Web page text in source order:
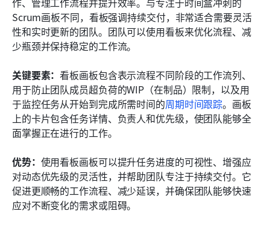
Scrum画板不同，看板强调持续交付，非常适合需要灵活
性和实时更新的团队。团队可以使用看板来优化流程、减
少瓶颈并保持稳定的工作流。
关键要素：看板画板包含表示流程不同阶段的工作流列、
用于防止团队成员超负荷的WIP（在制品）限制，以及用
于监控任务从开始到完成所需时间的周期时间跟踪。画板
上的卡片包含任务详情、负责人和优先级，使团队能够全
面掌握正在进行的工作。
优势： 使用看板画板可以提升任务进度的可视性、增强应
对动态优先级的灵活性，并帮助团队专注于持续交付。它
促进更顺畅的工作流程、减少延误，并确保团队能够快速
应对不断变化的需求或阻碍。